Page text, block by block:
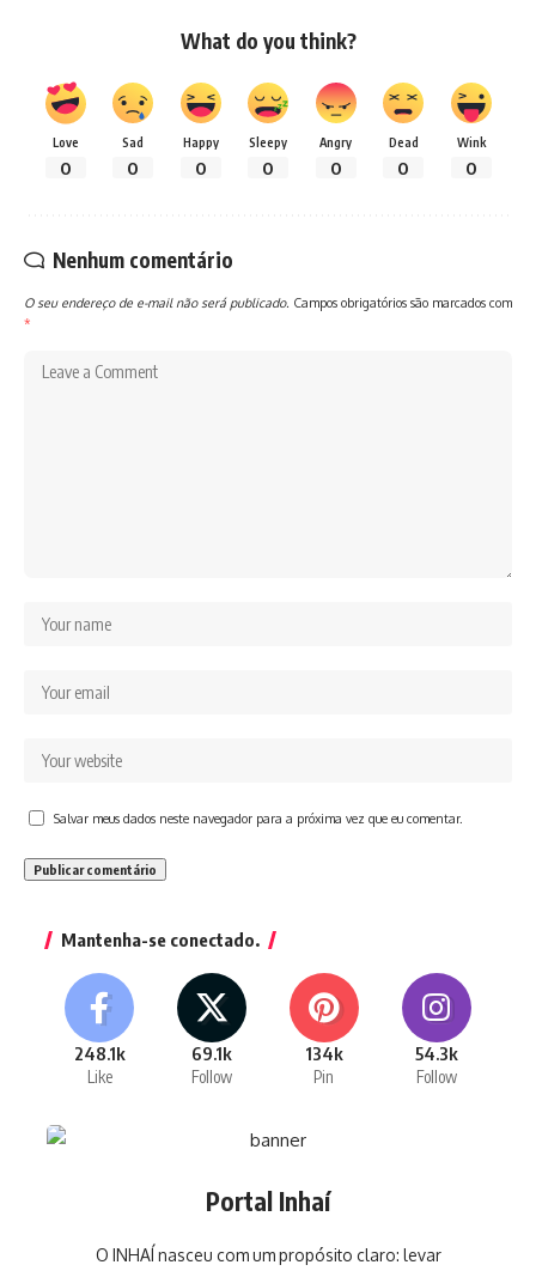
What do you think?
Love
0
Sad
0
Happy
0
Sleepy
0
Angry
0
Dead
0
Wink
0
Nenhum comentário
O seu endereço de e-mail não será publicado. Campos obrigatórios são marcados com
*
Salvar meus dados neste navegador para a próxima vez que eu comentar.
Mantenha-se conectado.
248.1k
Like
69.1k
Follow
134k
Pin
54.3k
Follow
Portal Inhaí
O INHAÍ nasceu com um propósito claro: levar